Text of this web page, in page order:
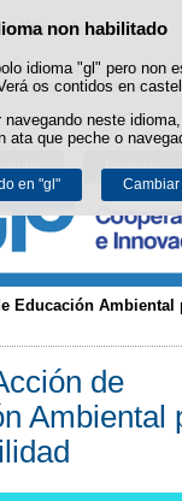
de cookies
propias para
obter estatísticas de
no apartado
Rexeitar
non habilitado
idioma "gl" pero non
os contidos en
neste
ata que peche o
en "gl"
Saltar ao
Educación Ambiental
de
Ambiental